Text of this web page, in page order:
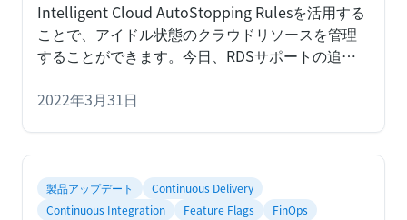
Intelligent Cloud AutoStopping Rulesを活用する
ことで、アイドル状態のクラウドリソースを管理
することができます。今日、RDSサポートの追加
態のリソースは、クラウド請求の大きな要因の１
るかどうかに関係なく、稼働している分単位で請
求されます。つまり、これらのリソースがトラフ
2022年3月31日
製品アップデート
Continuous Delivery
Continuous Integration
Feature Flags FinOps